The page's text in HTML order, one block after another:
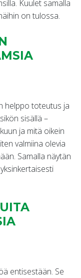
Kuulet samalla
on tulossa.
helppo toteutus ja
sisällä –
ja mitä oikein
valmiina olevia
Samalla näytän
entisestään. Se